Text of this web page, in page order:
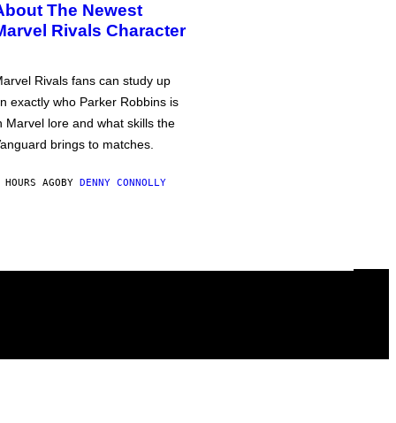
The Newest
Rivals Character
Rivals fans can study up
exactly who Parker Robbins is
Marvel lore and what skills the
brings to matches.
AGOBY DENNY CONNOLLY